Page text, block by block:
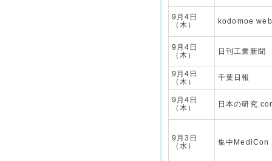
9月4日
（木）
kodomoe web
9月4日
（木）
日刊工業新聞
9月4日
（木）
千葉日報
9月4日
（木）
日本の研究
9月3日
（水）
集中MediCon